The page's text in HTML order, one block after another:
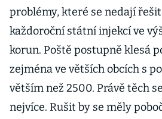
problémy, které se nedají
každoroční státní injekcí ve
korun. Poště postupně klesá
zejména ve větších obcích s
větším než 2500. Právě těch
nejvíce. Rušit by se měly